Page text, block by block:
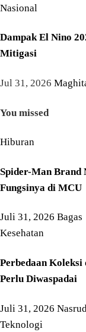
Nasional
Dampak El Nino
Mitigasi
Jul 31, 2026
You missed
Hiburan
Spider-Man Brand
Fungsinya di MCU
Juli 31, 2026 Bagas
Kesehatan
Perbedaan Koleksi
Perlu Diwaspadai
Juli 31, 2026
Teknologi